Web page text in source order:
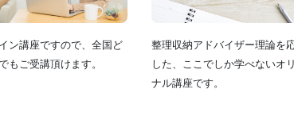
ン講座ですので、全国ど
もご受講頂けます。
整理収納アドバイザー理論を
した、ここでしか学べないオ
ナル講座です。